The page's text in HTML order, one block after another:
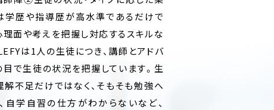
学歴や指導歴が高水準であるだけで
理面や考えを把握し対応するスキルな
は1人の生徒につき、講師とアドバ
で生徒の状況を把握しています。生
不足だけではなく、そもそも勉強へ
自学自習の仕方がわからないなど、